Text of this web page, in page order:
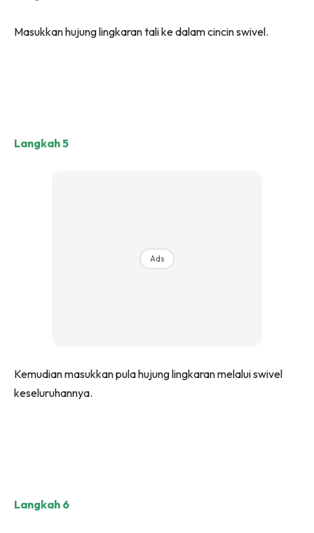
Masukkan hujung lingkaran tali ke dalam cincin swivel.
Langkah 5
Ads
Kemudian masukkan pula hujung lingkaran melalui swivel
keseluruhannya.
Langkah 6